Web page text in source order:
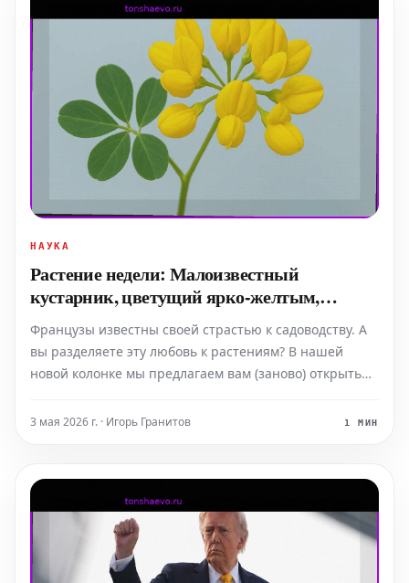
НАУКА
Растение недели: Малоизвестный
кустарник, цветущий ярко-желтым,
пахнущий медом и устойчивый к засухе
Французы известны своей страстью к садоводству. А
вы разделяете эту любовь к растениям? В нашей
новой колонке мы предлагаем вам (заново) открыть
овощей. На этой неделе в центре внимания —
3 мая 2026 г. · Игорь Гранитов 1 МИН